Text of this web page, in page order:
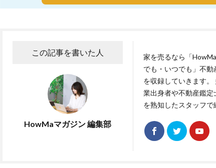
この記事を書いた人
HowMaマガジン 編集部
家を売るなら「
でも・いつでも」不
を収録していきます
業出身者や不動産鑑定
を熟知したスタッフで